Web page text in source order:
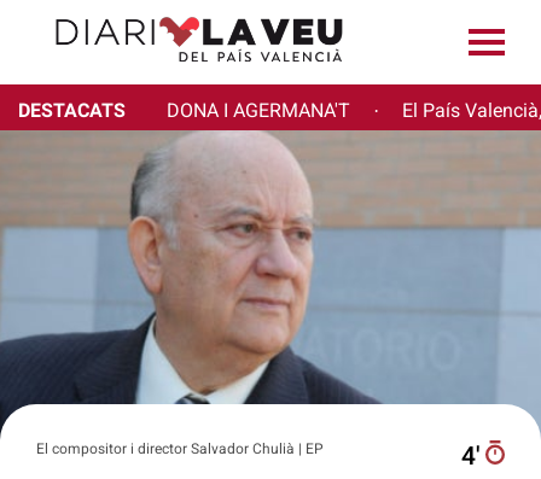
DESTACATS DONA I AGERMANA'T · El País
El compositor i director Salvador Chulià | EP 4′